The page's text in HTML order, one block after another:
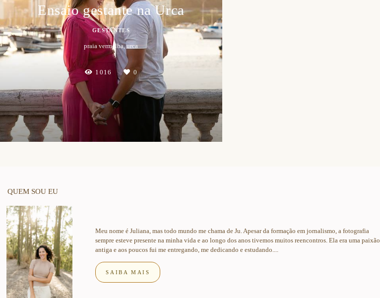
Ensaio gestante na Urca
GESTANTES
praia vermelha, urca
1016 0
QUEM SOU EU
Meu nome é Juliana, mas todo mundo me chama de Ju. Apesar da formação em jornalismo, a fotografia
sempre esteve presente na minha vida e ao longo dos anos tivemos muitos reencontros. Ela era uma paixão
antiga e aos poucos fui me entregando, me dedicando e estudando....
SAIBA MAIS